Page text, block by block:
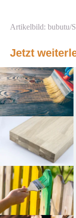
Artikelbild: bubutu/
Jetzt